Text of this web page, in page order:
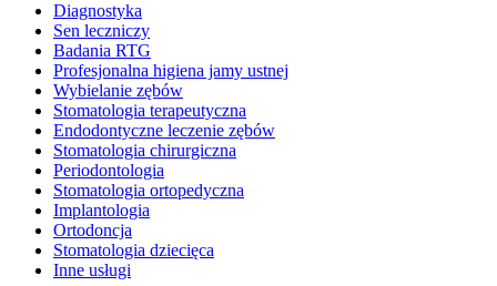
Diagnostyka
Sen leczniczy
Badania RTG
Profesjonalna higiena jamy ustnej
Wybielanie zębów
Stomatologia terapeutyczna
Endodontyczne leczenie zębów
Stomatologia chirurgiczna
Periodontologia
Stomatologia ortopedyczna
Implantologia
Ortodoncja
Stomatologia dziecięca
Inne usługi